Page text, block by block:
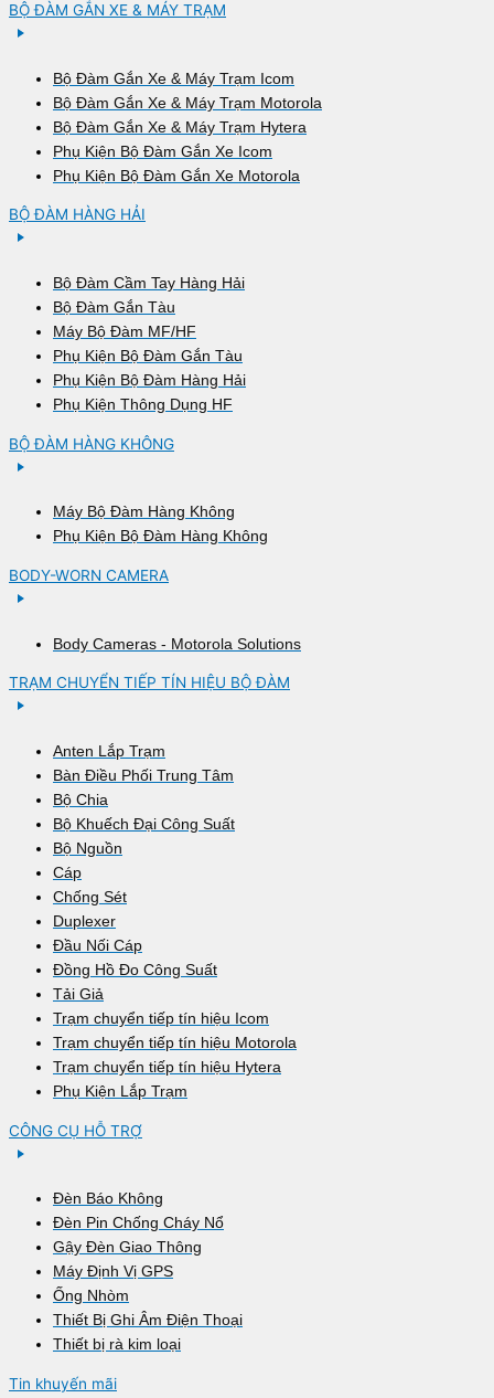
BỘ ĐÀM GẮN XE & MÁY TRẠM
Bộ Đàm Gắn Xe & Máy Trạm Icom
Bộ Đàm Gắn Xe & Máy Trạm Motorola
Bộ Đàm Gắn Xe & Máy Trạm Hytera
Phụ Kiện Bộ Đàm Gắn Xe Icom
Phụ Kiện Bộ Đàm Gắn Xe Motorola
BỘ ĐÀM HÀNG HẢI
Bộ Đàm Cầm Tay Hàng Hải
Bộ Đàm Gắn Tàu
Máy Bộ Đàm MF/HF
Phụ Kiện Bộ Đàm Gắn Tàu
Phụ Kiện Bộ Đàm Hàng Hải
Phụ Kiện Thông Dụng HF
BỘ ĐÀM HÀNG KHÔNG
Máy Bộ Đàm Hàng Không
Phụ Kiện Bộ Đàm Hàng Không
BODY-WORN CAMERA
Body Cameras - Motorola Solutions
TRẠM CHUYỂN TIẾP TÍN HIỆU BỘ ĐÀM
Anten Lắp Trạm
Bàn Điều Phối Trung Tâm
Bộ Chia
Bộ Khuếch Đại Công Suất
Bộ Nguồn
Cáp
Chống Sét
Duplexer
Đầu Nối Cáp
Đồng Hồ Đo Công Suất
Tải Giả
Trạm chuyển tiếp tín hiệu Icom
Trạm chuyển tiếp tín hiệu Motorola
Trạm chuyển tiếp tín hiệu Hytera
Phụ Kiện Lắp Trạm
CÔNG CỤ HỖ TRỢ
Đèn Báo Không
Đèn Pin Chống Cháy Nổ
Gậy Đèn Giao Thông
Máy Định Vị GPS
Ống Nhòm
Thiết Bị Ghi Âm Điện Thoại
Thiết bị rà kim loại
Tin khuyến mãi